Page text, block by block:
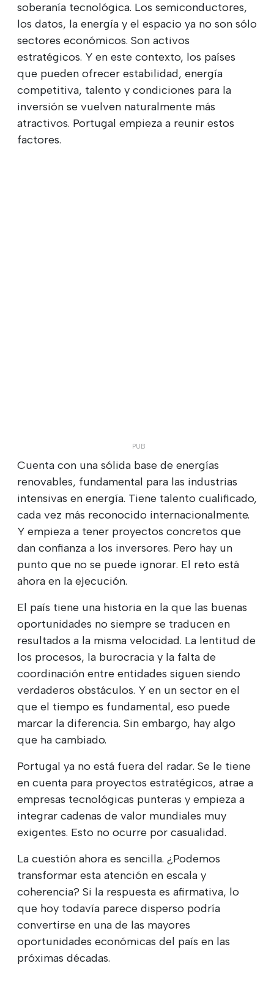
soberanía tecnológica. Los semiconductores,
los datos, la energía y el espacio ya no son sólo
sectores económicos. Son activos
estratégicos. Y en este contexto, los países
que pueden ofrecer estabilidad, energía
competitiva, talento y condiciones para la
inversión se vuelven naturalmente más
atractivos. Portugal empieza a reunir estos
factores.
Cuenta con una sólida base de energías
renovables, fundamental para las industrias
intensivas en energía. Tiene talento cualificado,
cada vez más reconocido internacionalmente.
Y empieza a tener proyectos concretos que
dan confianza a los inversores. Pero hay un
punto que no se puede ignorar. El reto está
ahora en la ejecución.
El país tiene una historia en la que las buenas
oportunidades no siempre se traducen en
resultados a la misma velocidad. La lentitud de
los procesos, la burocracia y la falta de
coordinación entre entidades siguen siendo
verdaderos obstáculos. Y en un sector en el
que el tiempo es fundamental, eso puede
marcar la diferencia. Sin embargo, hay algo
que ha cambiado.
Portugal ya no está fuera del radar. Se le tiene
en cuenta para proyectos estratégicos, atrae a
empresas tecnológicas punteras y empieza a
integrar cadenas de valor mundiales muy
exigentes. Esto no ocurre por casualidad.
La cuestión ahora es sencilla. ¿Podemos
transformar esta atención en escala y
coherencia? Si la respuesta es afirmativa, lo
que hoy todavía parece disperso podría
convertirse en una de las mayores
oportunidades económicas del país en las
próximas décadas.